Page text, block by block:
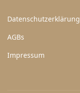
Datenschutzerklärung
AGBs
Impressum